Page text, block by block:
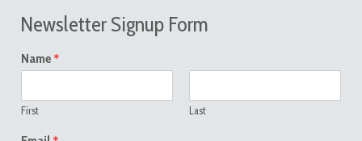
Newsletter Signup Form
Name *
First Last